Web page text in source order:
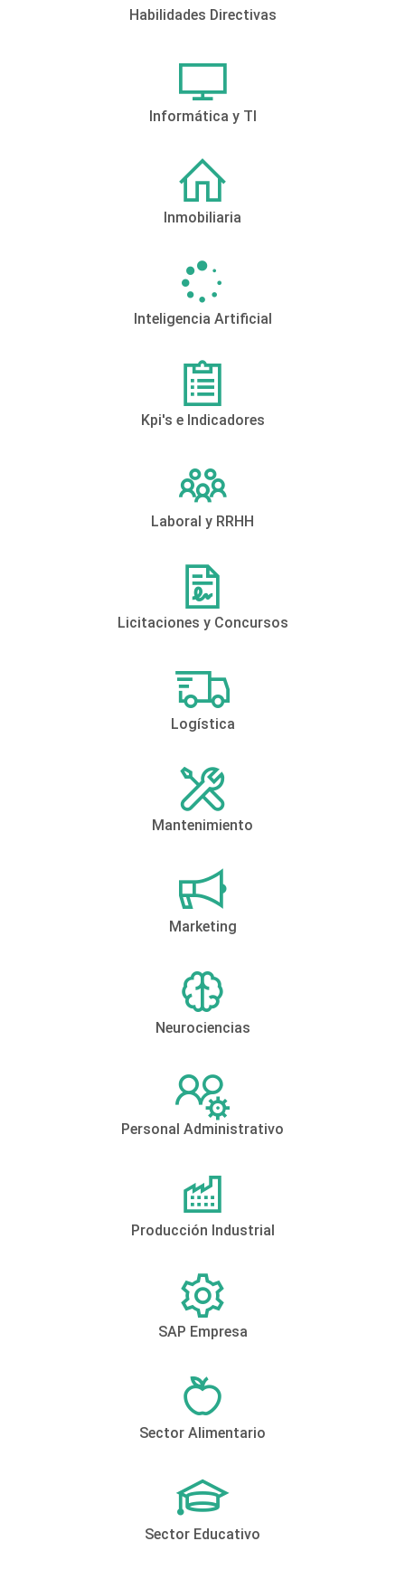
Habilidades Directivas
Informática y TI
Inmobiliaria
Inteligencia Artificial
Kpi's e Indicadores
Laboral y RRHH
Licitaciones y Concursos
Logística
Mantenimiento
Marketing
Neurociencias
Personal Administrativo
Producción Industrial
SAP Empresa
Sector Alimentario
Sector Educativo